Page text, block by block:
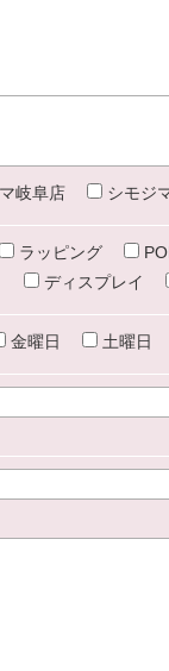
岐阜店 シモジ
ラッピング
ディスプレイ
金曜日 土曜日